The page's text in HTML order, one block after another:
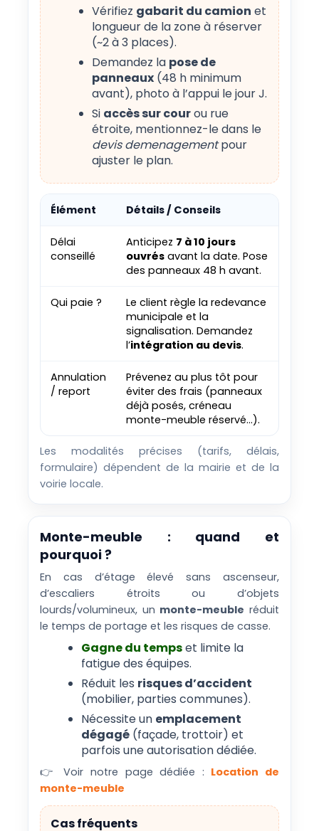
Vérifiez gabarit du camion et
longueur de la zone à réserver
(~2 à 3 places).
Demandez la pose de
panneaux (48 h minimum
avant), photo à l’appui le jour J.
Si accès sur courou rue
étroite, mentionnez-le dans le
devis demenagementpour
ajuster le plan.
Élément Détails / Conseils
Délai
conseillé
Anticipez 7 à 10 jours
ouvrés avant la date. Pose
des panneaux 48 h avant.
Qui paie ?
Le client règle la redevance
municipale et la
signalisation. Demandez
l’intégration au devis.
Annulation
/ report
Prévenez au plus tôt pour
éviter des frais (panneaux
déjà posés, créneau
monte-meuble réservé…).
Les modalités précises (tarifs, délais,
formulaire) dépendent de la mairie et de la
voirie locale.
Monte-meuble : quand et
pourquoi ?
En cas d’étage élevé sans ascenseur,
d’escaliers étroits ou d’objets
lourds/volumineux, un monte-meuble réduit
le temps de portage et les risques de casse.
Gagne du tempset limite la
fatigue des équipes.
Réduit les risques d’accident
(mobilier, parties communes).
Nécessite un emplacement
dégagé (façade, trottoir) et
parfois une autorisation dédiée.
👉 Voir notre page dédiée : Location de
monte-meuble
Cas fréquents